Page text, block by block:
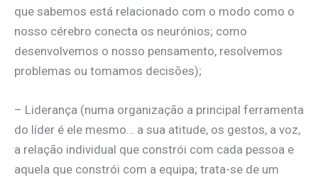
que sabemos está relacionado com o modo como o
nosso cérebro conecta os neurónios; como
desenvolvemos o nosso pensamento, resolvemos
problemas ou tomamos decisões);
– Liderança (numa organização a principal ferramenta
do líder é ele mesmo… a sua atitude, os gestos, a voz,
a relação individual que constrói com cada pessoa e
aquela que constrói com a equipa; trata-se de um